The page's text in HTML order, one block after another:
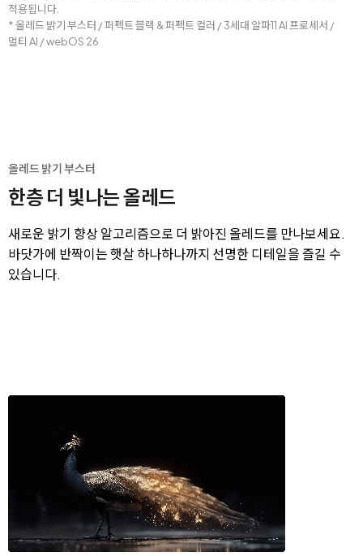
적용됩니다.
* 올레드 밝기 부스터 / 퍼펙트 블랙 & 퍼펙트 컬러 / 3세대 알파11 AI 프로세서 /
멀티 AI / webOS 26
올레드 밝기 부스터
한층 더 빛나는 올레드
새로운 밝기 향상 알고리즘으로 더 밝아진 올레드를 만나보세요.
바닷가에 반짝이는 햇살 하나하나까지 선명한 디테일을 즐길 수
있습니다.